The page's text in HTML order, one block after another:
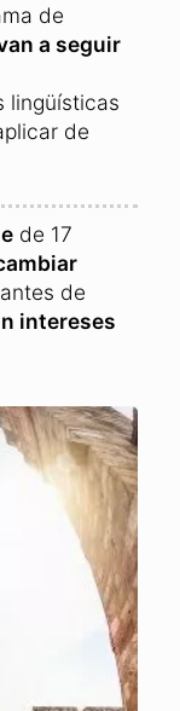
de
a seguir
lingüísticas
de
de 17
de
intereses